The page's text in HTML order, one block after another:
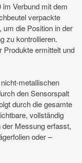
Verbund mit dem
verpackte
die Position in der
zu kontrollieren.
Produkte ermittelt und
metallischen
den Sensorspalt
durch die gesamte
vollständig
Messung erfasst,
oder –